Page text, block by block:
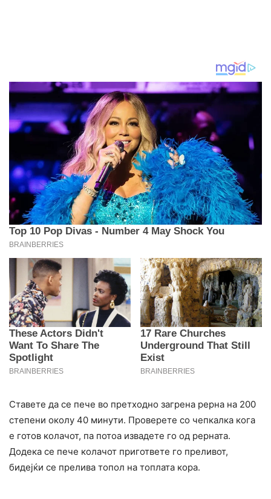
Ставете да се пече во претходно загрена рерна на 200
степени околу 40 минути. Проверете со чепкалка кога
е готов колачот, па потоа извадете го од рерната.
Додека се пече колачот пригответе го преливот,
бидејќи се прелива топол на топлата кора.